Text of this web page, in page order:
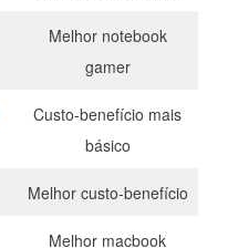
Melhor notebook
gamer
Custo-benefício mais
básico
Melhor custo-benefício
Melhor macbook